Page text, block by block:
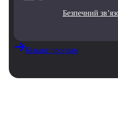
Безпечний
Більше програм